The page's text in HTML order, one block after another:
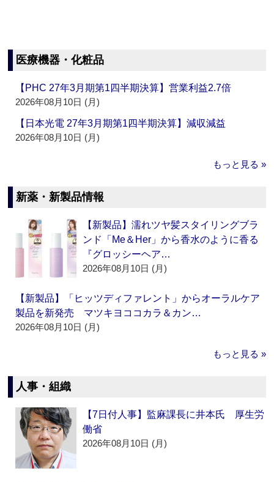
医療機器・化粧品
【PHC 27年3月期第1四半期決算】営業利益2.7倍
2026年08月10日 (月)
【日本光電 27年3月期第1四半期決算】減収減益
2026年08月10日 (月)
もっと見る »
新薬・新製品情報
【新製品】濡れツヤ髪スタイリングブラ
ンド「Me＆Her」から香水のように香る
『グロッシーヘア…
2026年08月10日 (月)
【新製品】「ヒッツディファレント」からオーラルケア
製品を新発売 マツキヨココカラ＆カン…
2026年08月10日 (月)
もっと見る »
人事・組織
【7日付人事】監麻課長に井本氏 厚生労
働省
2026年08月10日 (月)